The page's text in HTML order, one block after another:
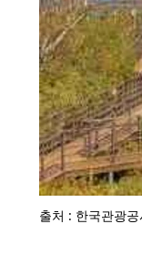
출처 : 한국관광